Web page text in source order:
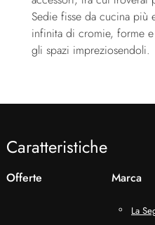
Sedie fisse da cucina più
infinita di cromie, forme
gli spazi impreziosendoli.
Caratteristiche
Offerte Marca
La